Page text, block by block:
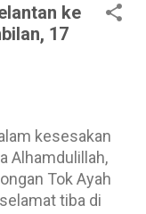
oleh syarikat
Tetapi ada
yang
Ford, AUDI,
Negara-
kereta
seperti
ke
17
kesesakan
Alhamdulillah,
Tok Ayah
tiba di